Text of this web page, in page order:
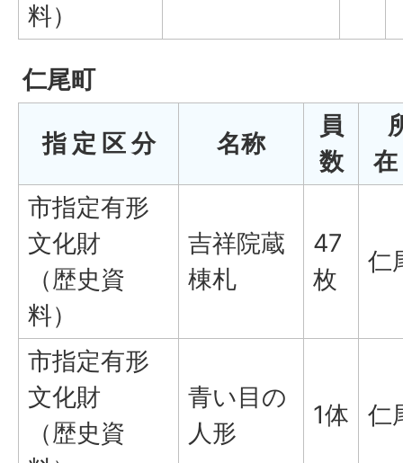
料）
仁尾町
指 定 区 分 名称
員
数
市指定有形
文化財
（歴史資
料）
吉祥院蔵
棟札
47
枚
仁
市指定有形
文化財
（歴史資
青い目の
人形
1体 仁